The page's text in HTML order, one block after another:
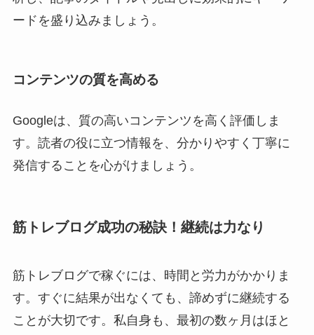
ードを盛り込みましょう。
コンテンツの質を高める
Googleは、質の高いコンテンツを高く評価しま
す。読者の役に立つ情報を、分かりやすく丁寧に
発信することを心がけましょう。
筋トレブログ成功の秘訣！継続は力なり
筋トレブログで稼ぐには、時間と労力がかかりま
す。すぐに結果が出なくても、諦めずに継続する
ことが大切です。私自身も、最初の数ヶ月はほと